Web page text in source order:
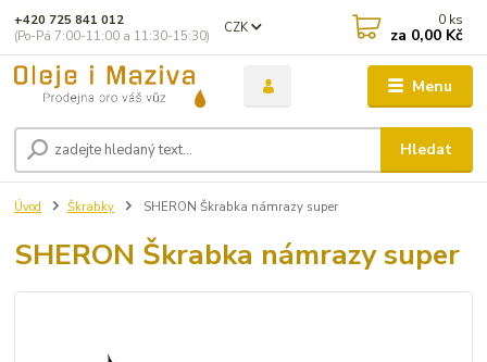
Menu
CZK
Hledat
+420 725 841 012
(Po-Pá 7:00-11:00 a 11:30-15:30)
0 ks
za 0,00 Kč
Úvod Škrabky SHERON Škrabka námrazy super
SHERON Škrabka námrazy super